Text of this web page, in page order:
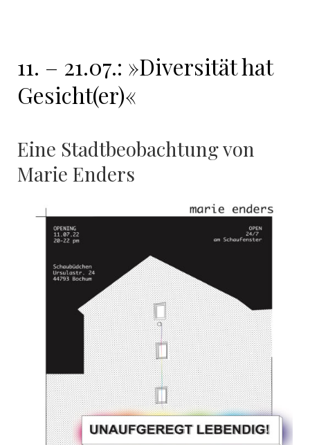
11. – 21.07.: »Diversität hat
Gesicht(er)«
Eine Stadtbeobachtung von
Marie Enders